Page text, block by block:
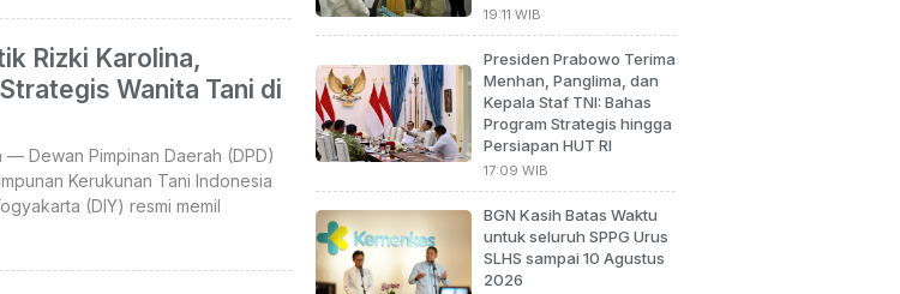
Rizki Karolina,
Wanita Tani di
— Dewan Pimpinan Daerah (DPD)
Kerukunan Tani Indonesia
(DIY) resmi memil
19:11 WIB
Presiden Prabowo Terima
Menhan, Panglima, dan
Kepala Staf TNI: Bahas
Program Strategis hingga
Persiapan HUT RI
17:09 WIB
BGN Kasih Batas Waktu
untuk seluruh SPPG Urus
SLHS sampai 10 Agustus
2026